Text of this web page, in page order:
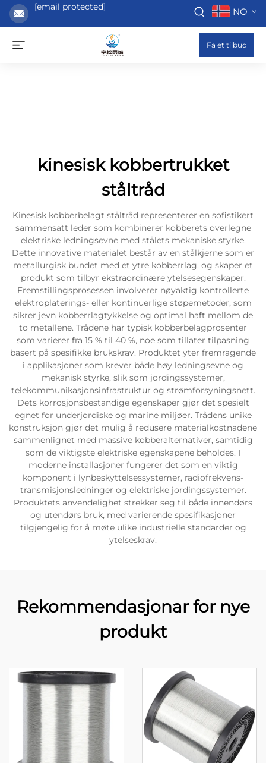
[email protected] NO
Få et tilbud
kinesisk kobbertrukket
ståltråd
Kinesisk kobberbelagt ståltråd representerer en sofistikert
sammensatt leder som kombinerer kobberets overlegne
elektriske ledningsevne med stålets mekaniske styrke.
Dette innovative materialet består av en stålkjerne som er
metallurgisk bundet med et ytre kobberrlag, og skaper et
produkt som tilbyr ekstraordinære ytelsesegenskaper.
Fremstillingsprosessen involverer nøyaktig kontrollerte
elektroplaterings- eller kontinuerlige støpemetoder, som
sikrer jevn kobberrlagtykkelse og optimal haft mellom de
to metallene. Trådene har typisk kobberbelagprosenter
som varierer fra 15 % til 40 %, noe som tillater tilpasning
basert på spesifikke brukskrav. Produktet yter fremragende
i applikasjoner som krever både høy ledningsevne og
mekanisk styrke, slik som jordingssystemer,
telekommunikasjonsinfrastruktur og strømforsyningsnett.
Dets korrosjonsbestandige egenskaper gjør det spesielt
egnet for underjordiske og marine miljøer. Trådens unike
konstruksjon gjør det mulig å redusere materialkostnadene
sammenlignet med massive kobberalternativer, samtidig
som de viktigste elektriske egenskapene beholdes. I
moderne installasjoner fungerer det som en viktig
komponent i lynbeskyttelsessystemer, radiofrekvens-
transmisjonsledninger og elektriske jordingssystemer.
Produktets anvendelighet strekker seg til både innendørs
og utendørs bruk, med varierende spesifikasjoner
tilgjengelig for å møte ulike industrielle standarder og
ytelseskrav.
Rekommendasjonar for nye
produkt